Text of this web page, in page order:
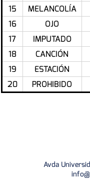
15
MELANCOLÍA
16
OJO
17
IMPUTADO
18
CANCIÓN
19
ESTACIÓN
20
PROHIBIDO
Avda